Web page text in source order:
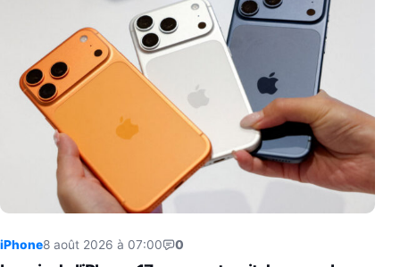
iPhone8 août 2026 à 07:00 0